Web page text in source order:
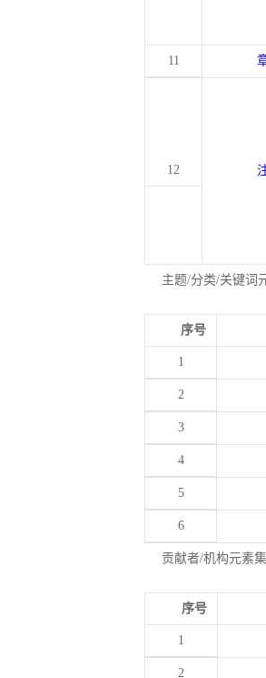
11
12
主题/分类/关键词
序号
1
2
3
4
5
6
贡献者/机构元素
序号
1
2